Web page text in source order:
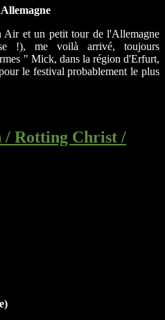
Air et un petit tour de l'Allemagne
!), me voilà arrivé, toujours
" Mick, dans la région d'Erfurt,
le festival probablement le plus
/ Rotting Christ /